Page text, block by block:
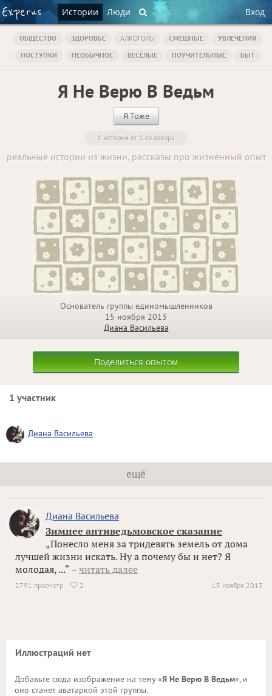
Истории Люди Вход
ОБЩЕСТВО ЗДОРОВЬЕ АЛКОГОЛЬ СМЕШНЫЕ
УВЛЕЧЕНИЯ
ПОСТУПКИ
НЕОБЫЧНОЕ ВЕСЁЛЫЕ ПОУЧИТЕЛЬНЫЕ БЫТ
Я Не Верю В Ведьм
Я Тоже
1 история от 1-го автора
реальные истории из жизни, рассказы про жизненный опыт
Основатель группы единомышленников
15 ноября 2013
Диана Васильева
Поделиться опытом
1 участник
Диана Васильева
ещё
Диана Васильева
Зимнее антиведьмовское сказание
„Понесло меня за тридевять земель от дома
лучшей жизни искать. Ну а почему бы и нет? Я
молодая, ...“ – читать далее
15 ноября 2013
2791 просмотр  2
Иллюстраций нет
Добавьте сюда изображение на тему «Я Не Верю В Ведьм», и
оно станет аватаркой этой группы.